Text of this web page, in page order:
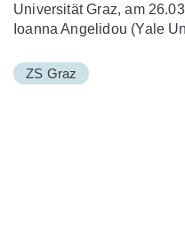
Universität Graz, am
Ioanna Angelidou (Yale
ZS Graz